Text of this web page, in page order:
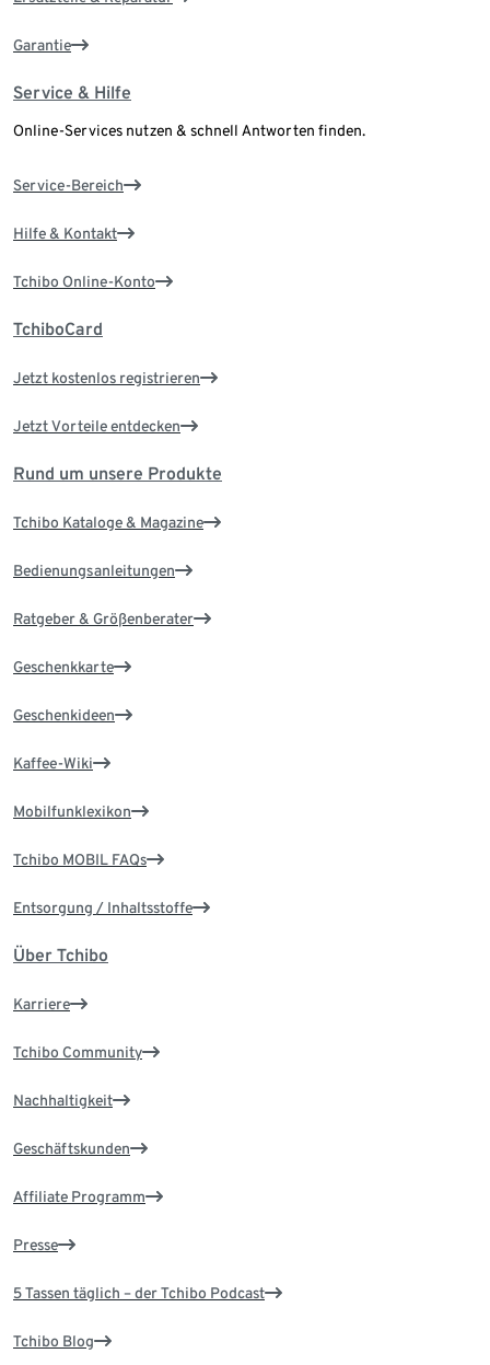
Garantie
Service & Hilfe
Online-Services nutzen & schnell Antworten finden.
Service-Bereich
Hilfe & Kontakt
Tchibo Online-Konto
TchiboCard
Jetzt kostenlos registrieren
Jetzt Vorteile entdecken
Rund um unsere Produkte
Tchibo Kataloge & Magazine
Bedienungsanleitungen
Ratgeber & Größenberater
Geschenkkarte
Geschenkideen
Kaffee-Wiki
Mobilfunklexikon
Tchibo MOBIL FAQs
Entsorgung / Inhaltsstoffe
Über Tchibo
Karriere
Tchibo Community
Nachhaltigkeit
Geschäftskunden
Affiliate Programm
Presse
5 Tassen täglich – der Tchibo Podcast
Tchibo Blog